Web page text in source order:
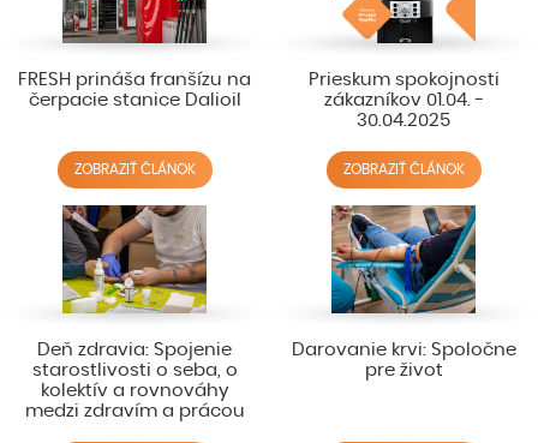
FRESH prináša franšízu na
čerpacie stanice Dalioil
ZOBRAZIŤ ČLÁNOK
Prieskum spokojnosti
zákazníkov 01.04. -
30.04.2025
ZOBRAZIŤ ČLÁNOK
Deň zdravia: Spojenie
starostlivosti o seba, o
kolektív a rovnováhy
medzi zdravím a prácou
Darovanie krvi: Spoločne
pre život